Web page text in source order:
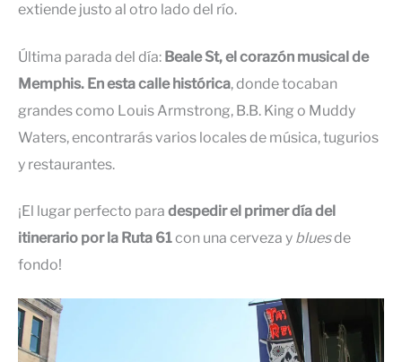
extiende justo al otro lado del río.
Última parada del día: Beale St, el corazón musical de
Memphis. En esta calle histórica, donde tocaban
grandes como Louis Armstrong, B.B. King o Muddy
Waters, encontrarás varios locales de música, tugurios
y restaurantes.
¡El lugar perfecto para despedir el primer día del
itinerario por la Ruta 61con una cerveza y bluesde
fondo!